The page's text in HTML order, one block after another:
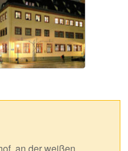
an der weißen